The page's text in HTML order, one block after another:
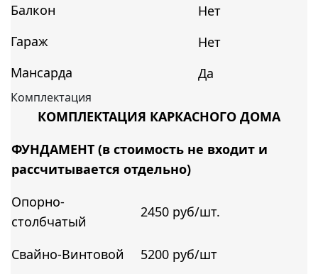
Балкон
Нет
Гараж
Нет
Мансарда
Да
Комплектация
КОМПЛЕКТАЦИЯ КАРКАСНОГО ДОМА
ФУНДАМЕНТ (в стоимость не входит и
рассчитывается отдельно)
Опорно-
столбчатый
2450 руб/шт.
Свайно-Винтовой
5200 руб/шт